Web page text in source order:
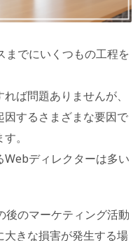
までにいくつもの工程を
ば問題ありませんが、
するさまざまな要因で
。
ディレクターは多い
後のマーケティング活動
きな損害が発生する場